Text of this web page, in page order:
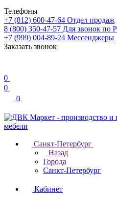
Телефоны
+7 (812) 600-47-64 Отдел продаж
8 (800) 350-47-57 Для звонок по
+7 (999) 004-89-24 Мессенджеры
Заказать звонок
0
0
0
Санкт-Петербург
Назад
Города
Санкт-Петербург
Кабинет